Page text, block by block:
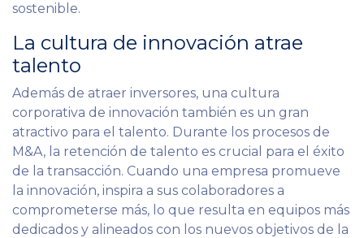
sostenible.
La cultura de innovación atrae
talento
Además de atraer inversores, una cultura
corporativa de innovación también es un gran
atractivo para el talento. Durante los procesos de
M&A, la retención de talento es crucial para el éxito
de la transacción. Cuando una empresa promueve
la innovación, inspira a sus colaboradores a
comprometerse más, lo que resulta en equipos más
dedicados y alineados con los nuevos objetivos de la